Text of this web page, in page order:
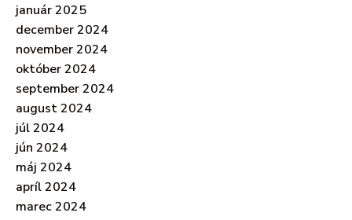
január 2025
december 2024
november 2024
október 2024
september 2024
august 2024
júl 2024
jún 2024
máj 2024
apríl 2024
marec 2024